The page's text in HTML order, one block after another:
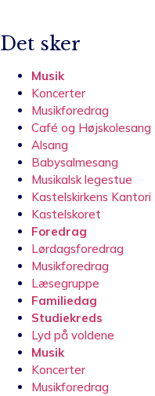
Det sker
Musik
Koncerter
Musikforedrag
Café og Højskolesang
Alsang
Babysalmesang
Musikalsk legestue
Kastelskirkens Kantori
Kastelskoret
Foredrag
Lørdagsforedrag
Musikforedrag
Læsegruppe
Familiedag
Studiekreds
Lyd på voldene
Musik
Koncerter
Musikforedrag